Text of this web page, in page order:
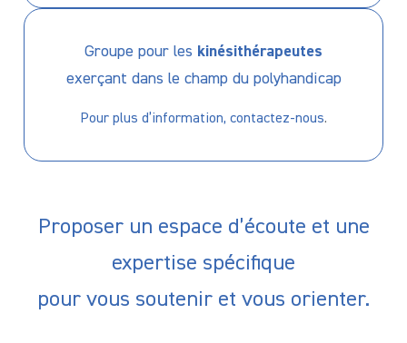
Groupe pour les kinésithérapeutes
exerçant dans le champ du polyhandicap
Pour plus d’information, contactez-nous.
Proposer un espace d’écoute et une
expertise spécifique
pour vous soutenir et vous orienter.